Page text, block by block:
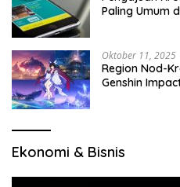
Paling Umum
Oktober 11, 2025
Region Nod-
Genshin
Ekonomi & Bisnis